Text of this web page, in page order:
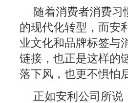
随着消费者消费习
的现代化转型，而安
业文化和品牌标签与
链接，也正是这样的
落下风，也更不惧怕
正如安利公司所说